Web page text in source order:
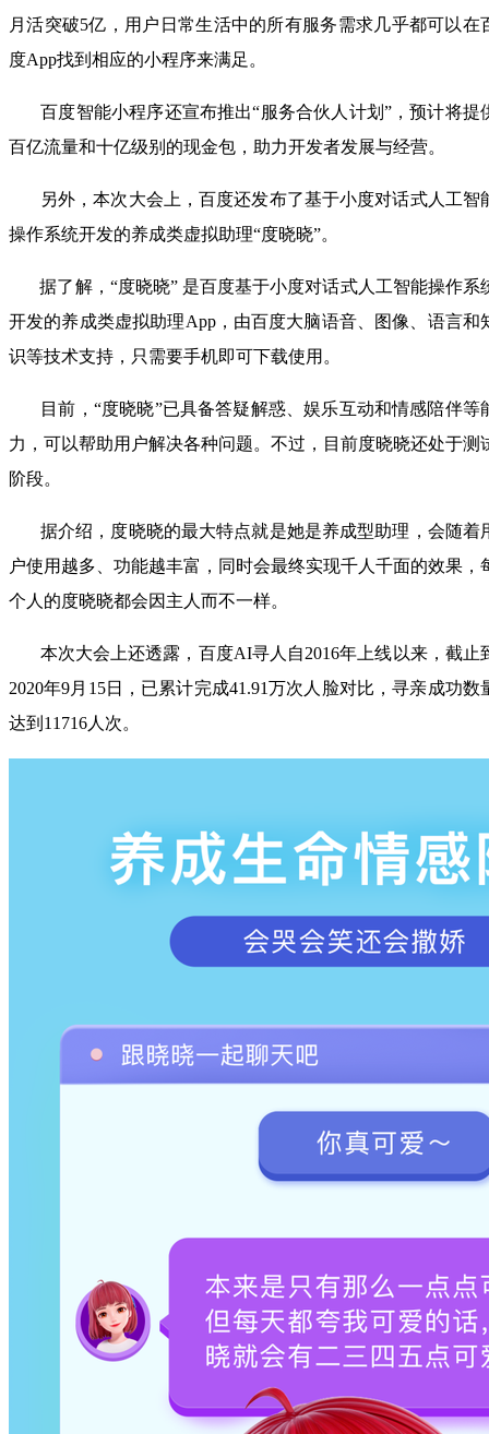
月活突破5亿，用户日常生活中的所有服务需求几乎都可以在
度App找到相应的小程序来满足。
百度智能小程序还宣布推出“服务合伙人计划”，预计将提
百亿流量和十亿级别的现金包，助力开发者发展与经营。
另外，本次大会上，百度还发布了基于小度对话式人工智
操作系统开发的养成类虚拟助理“度晓晓”。
据了解，“度晓晓” 是百度基于小度对话式人工智能操作系
开发的养成类虚拟助理App，由百度大脑语音、图像、语言和
识等技术支持，只需要手机即可下载使用。
目前，“度晓晓”已具备答疑解惑、娱乐互动和情感陪伴等
力，可以帮助用户解决各种问题。不过，目前度晓晓还处于测
阶段。
据介绍，度晓晓的最大特点就是她是养成型助理，会随着
户使用越多、功能越丰富，同时会最终实现千人千面的效果，
个人的度晓晓都会因主人而不一样。
本次大会上还透露，百度AI寻人自2016年上线以来，截止
2020年9月15日，已累计完成41.91万次人脸对比，寻亲成功数
达到11716人次。